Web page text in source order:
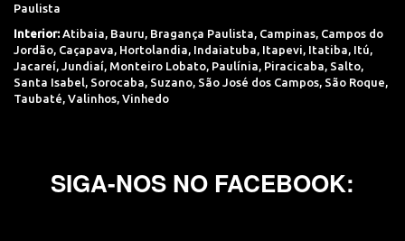
Paulista
Interior: Atibaia, Bauru, Bragança Paulista, Campinas, Campos do
Jordão, Caçapava, Hortolandia, Indaiatuba, Itapevi, Itatiba, Itú,
Jacareí, Jundiaí, Monteiro Lobato, Paulínia, Piracicaba, Salto,
Santa Isabel, Sorocaba, Suzano, São José dos Campos, São Roque,
Taubaté, Valinhos, Vinhedo
SIGA-NOS NO FACEBOOK: